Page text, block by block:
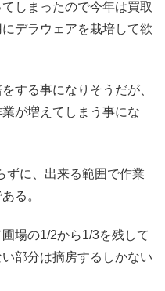
しまったので今年は買取
デラウェアを栽培して欲
する事になりそうだが、
が増えてしまう事にな
ずに、出来る範囲で作業
る。
場の1/2から1/3を残して
部分は摘房するしかない